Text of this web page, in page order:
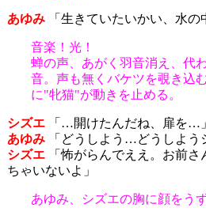
あゆみ「生きていたいかい、水の
音楽！光！
蝉の声、あがく羽音消え、代
音。声も無くバケツを覗き込
に"牝猫"が動きを止める。
シズエ「…開けたんだね、扉を…」
あゆみ「どうしよう…どうしよう
シズエ「怖がらんでええ。お前さ
ちゃいないよ」
あゆみ、シズエの胸に顔をうず